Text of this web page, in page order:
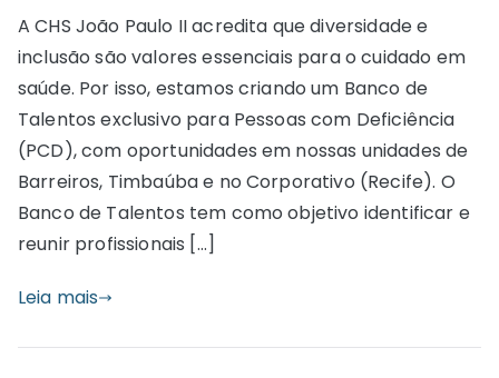
A CHS João Paulo II acredita que diversidade e
inclusão são valores essenciais para o cuidado em
saúde. Por isso, estamos criando um Banco de
Talentos exclusivo para Pessoas com Deficiência
(PCD), com oportunidades em nossas unidades de
Barreiros, Timbaúba e no Corporativo (Recife). O
Banco de Talentos tem como objetivo identificar e
reunir profissionais […]
Leia mais